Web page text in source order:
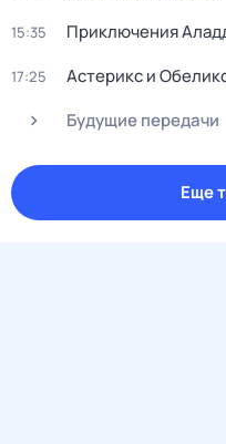
15:35 Приключения
17:25
Астерикс и
Будущие передачи
Еще